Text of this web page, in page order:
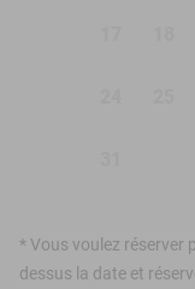
*Vous voulez réserver
dessus la date et